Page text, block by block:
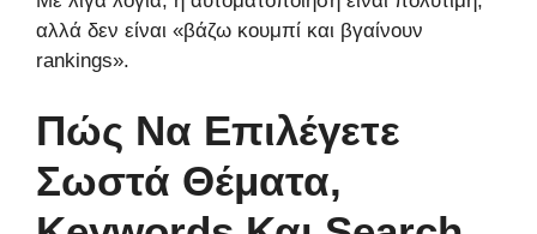
αλλά δεν είναι «βάζω κουμπί και βγαίνουν
rankings».
Πώς Να Επιλέγετε
Σωστά Θέματα,